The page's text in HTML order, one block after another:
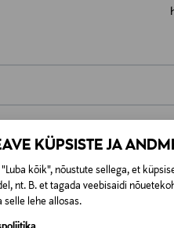
KÜPSISTE JA
"Luba kõik", nõustute sellega, et
nt. B. et tagada veebisaidi
selle lehe allosas.
lepingust taganeda
Tagastatavad suletud
KA